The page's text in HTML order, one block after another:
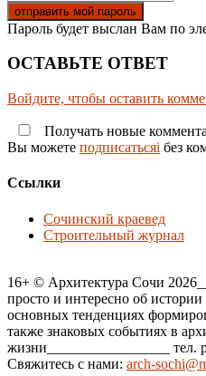
Пароль будет выслан Вам по
ОСТАВЬТЕ ОТВЕТ
Войдите, чтобы оставить
Получать новые
Вы можете подписатьсяi без
Ссылки
Сочинский краевед
Строительный журнал
16+ © Архитектура Сочи
просто и интересно об
основных тенденциях
также знаковых событиях в
жизни_________________ тел.
Свяжитесь с нами: arch-